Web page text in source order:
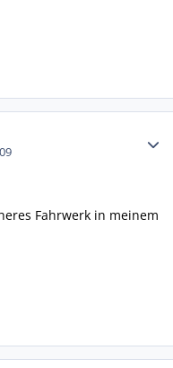
Fahrwerk in meinem